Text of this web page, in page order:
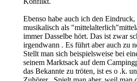
Ebenso habe auch ich den Eindruck,
musikalisch als
immer Dasselbe hört. Das ist zwar
irgendwann . Es führt aber auch zu
Stellt man sich beispielsweise bei
seinem Marktsack auf dem
das Bekannte zu tröten, ist es o .k.